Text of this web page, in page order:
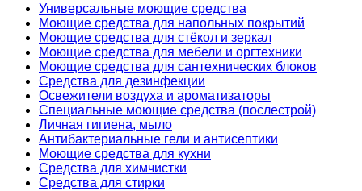
Универсальные моющие средства
Моющие средства для напольных покрытий
Моющие средства для стёкол и зеркал
Моющие средства для мебели и оргтехники
Моющие средства для сантехнических блоков
Средства для дезинфекции
Освежители воздуха и ароматизаторы
Специальные моющие средства (послестрой)
Личная гигиена, мыло
Антибактериальные гели и антисептики
Моющие средства для кухни
Средства для химчистки
Средства для стирки